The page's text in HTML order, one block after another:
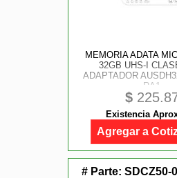
MEMORIA ADATA
32GB UHS-I
ADAPTADOR
RA1
$
Existencia
Agregar a
# Parte: SDCZ50-